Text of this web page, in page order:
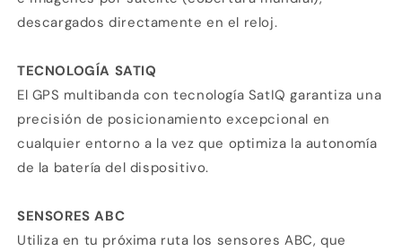
descargados directamente en el reloj.
TECNOLOGÍA SATIQ
El GPS multibanda con tecnología SatIQ garantiza una
precisión de posicionamiento excepcional en
cualquier entorno a la vez que optimiza la autonomía
de la batería del dispositivo.
SENSORES ABC
Utiliza en tu próxima ruta los sensores ABC, que